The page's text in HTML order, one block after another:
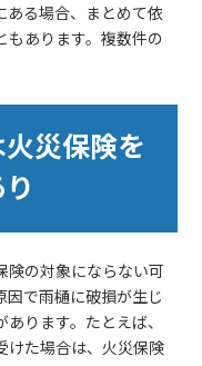
ある場合、まとめて依
もあります。複数件の
災保険を
険の対象にならない可
で雨樋に破損が生じ
ります。たとえば、
けた場合は、火災保険